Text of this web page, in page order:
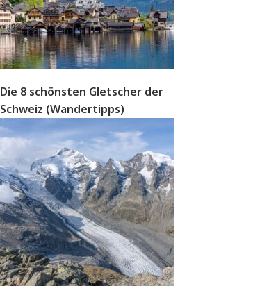
Die 8 schönsten Gletscher der
Schweiz (Wandertipps)